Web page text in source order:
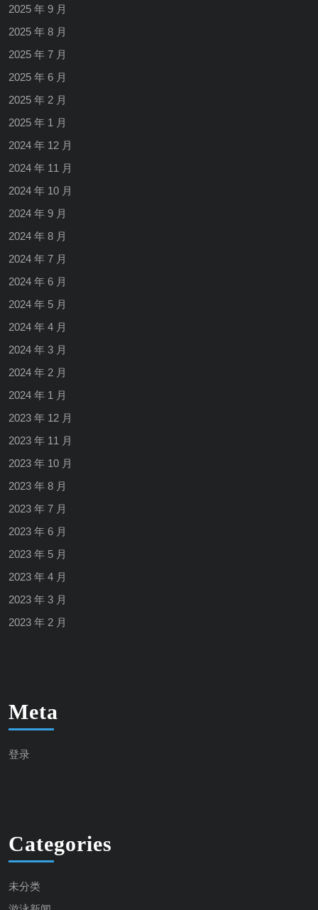
2025 年 9 月
2025 年 8 月
2025 年 7 月
2025 年 6 月
2025 年 2 月
2025 年 1 月
2024 年 12 月
2024 年 11 月
2024 年 10 月
2024 年 9 月
2024 年 8 月
2024 年 7 月
2024 年 6 月
2024 年 5 月
2024 年 4 月
2024 年 3 月
2024 年 2 月
2024 年 1 月
2023 年 12 月
2023 年 11 月
2023 年 10 月
2023 年 8 月
2023 年 7 月
2023 年 6 月
2023 年 5 月
2023 年 4 月
2023 年 3 月
2023 年 2 月
Meta
登录
Categories
未分类